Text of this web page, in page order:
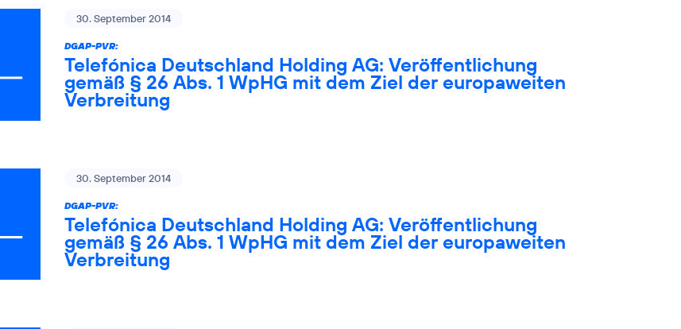
30. September 2014
DGAP-PVR:
Telefónica Deutschland Holding AG: Veröffentlichung
gemäß § 26 Abs. 1 WpHG mit dem Ziel der europaweiten
Verbreitung
30. September 2014
DGAP-PVR:
Telefónica Deutschland Holding AG: Veröffentlichung
gemäß § 26 Abs. 1 WpHG mit dem Ziel der europaweiten
Verbreitung